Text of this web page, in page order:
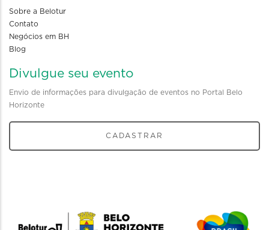
Sobre a Belotur
Contato
Negócios em BH
Blog
Divulgue seu evento
Envio de informações para divulgação de eventos no Portal Belo
Horizonte
CADASTRAR